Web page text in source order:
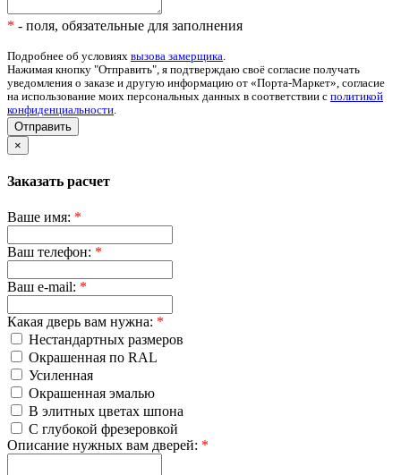
* - поля, обязательные для заполнения
Подробнее об условиях вызова замерщика.
Нажимая кнопку "Отправить", я подтверждаю своё согласие получать
уведомления о заказе и другую информацию от «Порта-Маркет», согласие
на использование моих персональных данных в соответствии с политикой
конфиденциальности.
Отправить
×
Заказать расчет
Ваше имя: *
Ваш телефон: *
Ваш e-mail: *
Какая дверь вам нужна: *
Нестандартных размеров
Окрашенная по RAL
Усиленная
Окрашенная эмалью
В элитных цветах шпона
С глубокой фрезеровкой
Описание нужных вам дверей: *